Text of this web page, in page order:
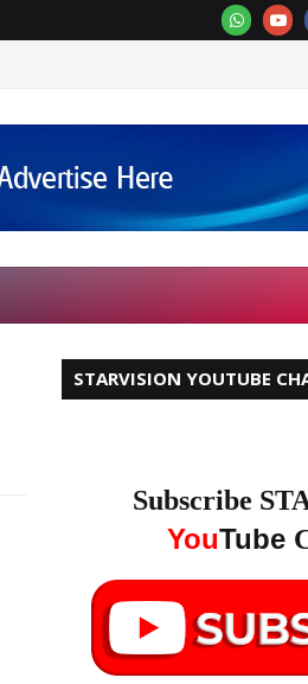
STARVISION YOUTUBE
Subscribe
YouTube